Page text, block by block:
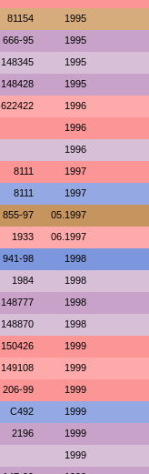
81154 1995
666-95 1995
148345 1995
148428 1995
622422 1996
1996
1996
8111 1997
8111 1997
855-97 05.1997
1933 06.1997
941-98 1998
1984 1998
148777 1998
148870 1998
150426 1999
149108 1999
206-99 1999
C492 1999
2196 1999
1999